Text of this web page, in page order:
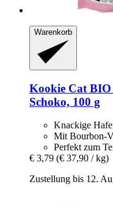
Warenkorb
Kookie Cat BIO
Schoko, 100 g
Knackige
Mit Bourbon-
Perfekt zum
€ 3,79 (€ 37,90 / kg)
Zustellung bis 12.